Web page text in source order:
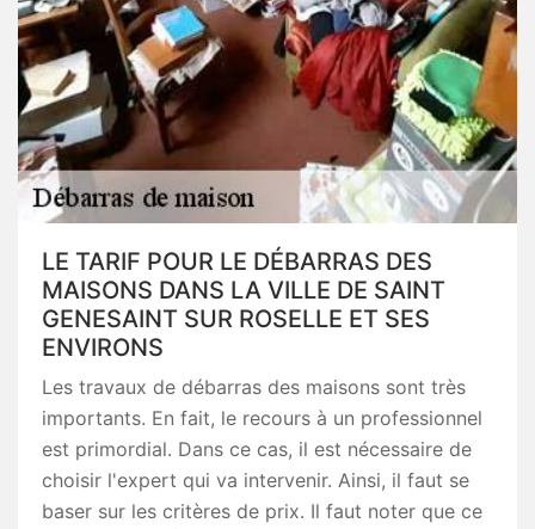
LE TARIF POUR LE DÉBARRAS DES
MAISONS DANS LA VILLE DE SAINT
GENESAINT SUR ROSELLE ET SES
ENVIRONS
Les travaux de débarras des maisons sont très
importants. En fait, le recours à un professionnel
est primordial. Dans ce cas, il est nécessaire de
choisir l'expert qui va intervenir. Ainsi, il faut se
baser sur les critères de prix. Il faut noter que ce